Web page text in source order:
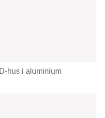
hus i aluminium